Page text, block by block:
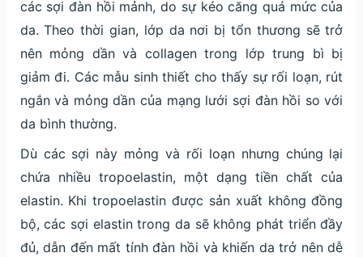
các sợi đàn hồi mảnh, do sự kéo căng quá mức của
da. Theo thời gian, lớp da nơi bị tổn thương sẽ trở
nên mỏng dần và collagen trong lớp trung bì bị
giảm đi. Các mẫu sinh thiết cho thấy sự rối loạn, rút
ngắn và mỏng dần của mạng lưới sợi đàn hồi so với
da bình thường.
Dù các sợi này mỏng và rối loạn nhưng chúng lại
chứa nhiều tropoelastin, một dạng tiền chất của
elastin. Khi tropoelastin được sản xuất không đồng
bộ, các sợi elastin trong da sẽ không phát triển đầy
đủ, dẫn đến mất tính đàn hồi và khiến da trở nên dễ